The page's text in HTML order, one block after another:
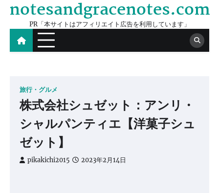
Skip
content
notesandgracenotes.com
PR「本サイトはアフィリエイト広告を利用しています」
旅行・グルメ
株式会社シュゼット：アンリ・
シャルパンティエ【洋菓子シュ
ゼット】
pikakichi2015 2023年2月14日